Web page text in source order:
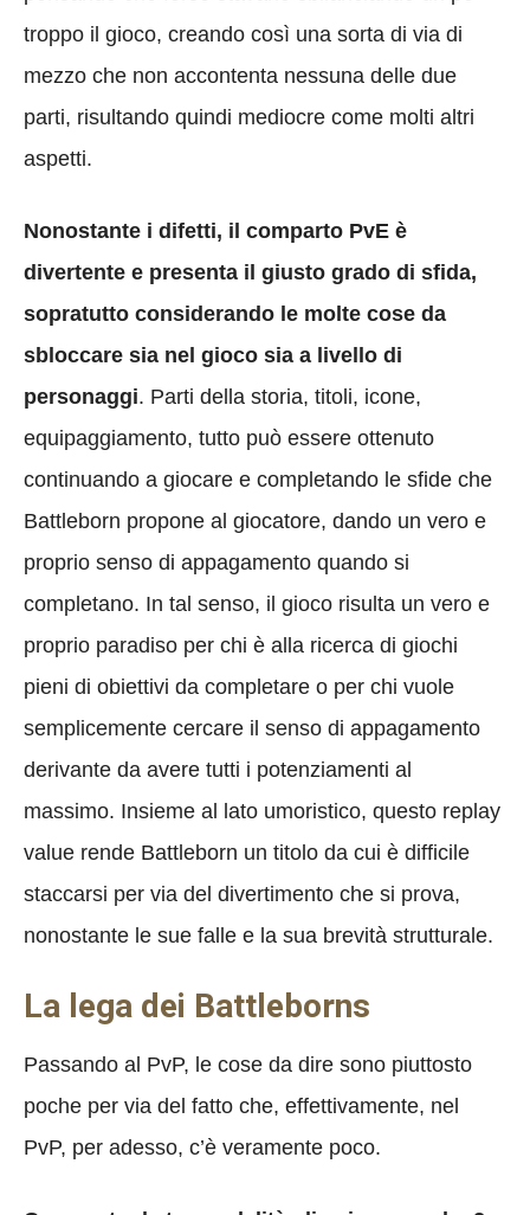
troppo il gioco, creando così una sorta di via di
mezzo che non accontenta nessuna delle due
parti, risultando quindi mediocre come molti altri
aspetti.
Nonostante i difetti, il comparto PvE è
divertente e presenta il giusto grado di sfida,
sopratutto considerando le molte cose da
sbloccare sia nel gioco sia a livello di
personaggi. Parti della storia, titoli, icone,
equipaggiamento, tutto può essere ottenuto
continuando a giocare e completando le sfide che
Battleborn propone al giocatore, dando un vero e
proprio senso di appagamento quando si
completano. In tal senso, il gioco risulta un vero e
proprio paradiso per chi è alla ricerca di giochi
pieni di obiettivi da completare o per chi vuole
semplicemente cercare il senso di appagamento
derivante da avere tutti i potenziamenti al
massimo. Insieme al lato umoristico, questo replay
value rende Battleborn un titolo da cui è difficile
staccarsi per via del divertimento che si prova,
nonostante le sue falle e la sua brevità strutturale.
La lega dei Battleborns
Passando al PvP, le cose da dire sono piuttosto
poche per via del fatto che, effettivamente, nel
PvP, per adesso, c’è veramente poco.